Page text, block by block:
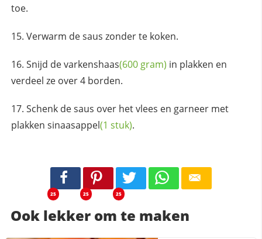
toe.
Verwarm de saus zonder te koken.
Snijd devarkenshaas(600 gram) in plakken en
verdeel ze over 4 borden.
Schenk de saus over het vlees en garneer met
plakken sinaasappel(1 stuk).
25 25 25
Ook lekker om te maken